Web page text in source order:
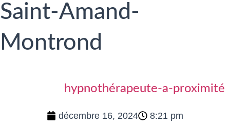
Saint-Amand-
Montrond
hypnothérapeute-a-proximité
décembre 16, 2024 8:21 pm